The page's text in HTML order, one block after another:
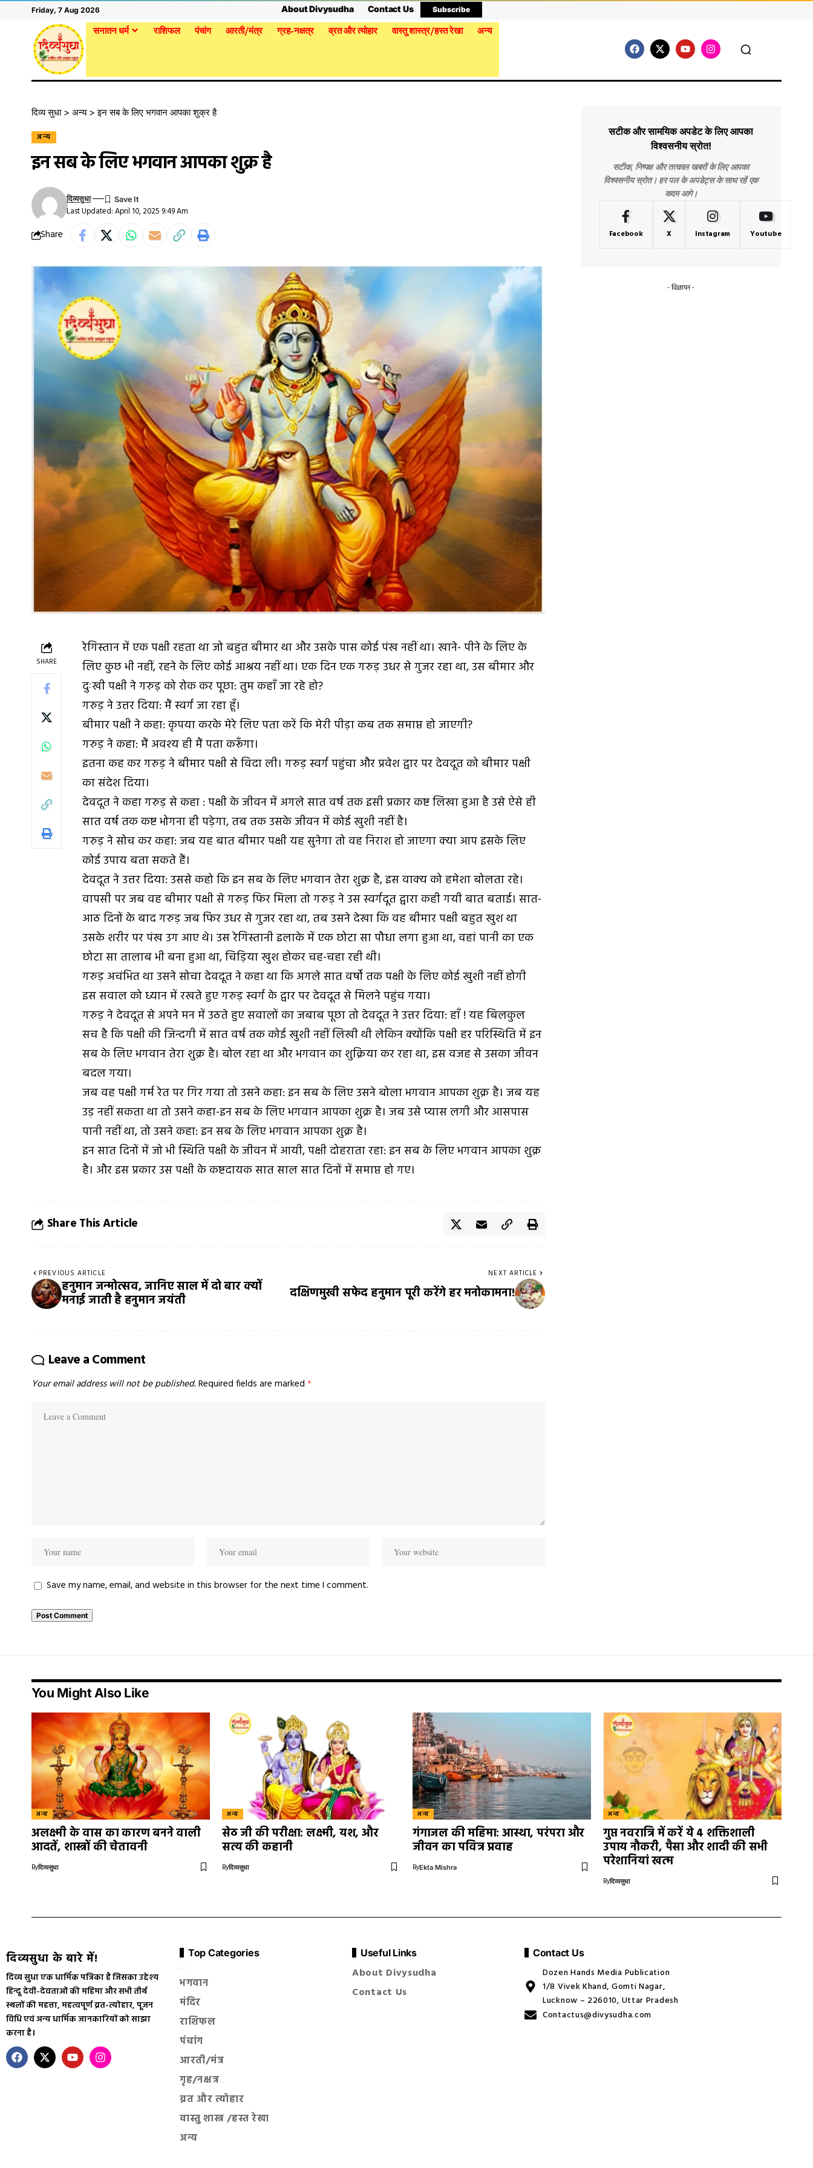
Friday, 7 Aug 2026 About Divysudha Contact Us Subscribe
सनातन धर्म राशिफल पंचांग आरती/मंत्र ग्रह-नक्षत्र व्रत और त्योहार वास्तु शास्त्र/हस्त रेखा अन्य
दिव्य सुधा> अन्य>इन सब के लिए भगवान आपका शुक्र है
अन्य
इन सब के लिए भगवान आपका शुक्र है
Last Updated: April 10, 2025 9:49 Am
दिव्यसुधा
Share
SHARE
रेगिस्तान में एक पक्षी रहता था जो बहुत बीमार था और उसके पास कोई पंख नहीं था। खाने- पीने के लिए के
लिए कुछ भी नहीं, रहने के लिए कोई आश्रय नहीं था। एक दिन एक गरुड़ उधर से गुजर रहा था, उस बीमार और
दुःखी पक्षी नेगरुड़को रोक कर पूछा: तुम कहाँ जा रहे हो?
गरुड़ ने उत्तर दिया: मैं स्वर्ग जा रहा हूँ।
बीमार पक्षी ने कहा: कृपया करके मेरे लिए पता करें कि मेरी पीड़ा कब तक समाप्त हो जाएगी?
गरुड़ ने कहा: मैं अवश्य ही मैं पता करूँगा।
इतना कह कर गरुड़ ने बीमार पक्षी से विदा ली। गरुड़ स्वर्ग पहुंचा और प्रवेश द्वार पर देवदूत को बीमार पक्षी
का संदेश दिया।
देवदूत ने कहा गरुड़ से कहा : पक्षी के जीवन में अगले सात वर्ष तक इसी प्रकार कष्ट लिखा हुआ है उसे ऐसे ही
सात वर्ष तक कष्ट भोगना ही पड़ेगा, तब तक उसके जीवन में कोई खुशी नहीं है।
गरुड़ ने सोच कर कहा: जब यह बात बीमार पक्षी यह सुनेगा तो वह निराश हो जाएगा क्या आप इसके लिए
कोई उपाय बता सकते हैं।
देवदूत ने उत्तर दिया: उससे कहो कि इन सब के लिए भगवान तेरा शुक्र है, इस वाक्य को हमेशा बोलता रहे।
वापसी पर जब वह बीमार पक्षी से गरुड़ फिर मिला तो गरुड़ ने उस स्वर्गदूत द्वारा कही गयी बात बताई। सात-
आठ दिनों के बादगरुड़जब फिर उधर से गुजर रहा था, तब उसने देखा कि वह बीमार पक्षी बहुत खुश था
उसके शरीर पर पंख उग आए थे। उस रेगिस्तानी इलाके में एक छोटा सा पौधा लगा हुआ था, वहां पानी का एक
छोटा सा तालाब भी बना हुआ था, चिड़िया खुश होकर चह-चहा रही थी।
गरुड़ अचंभित था उसने सोचा देवदूत ने कहा था कि अगले सात वर्षों तक पक्षी के लिए कोई खुशी नहीं होगी
इस सवाल को ध्यान में रखते हुए गरुड़ स्वर्ग के द्वार पर देवदूत से मिलने पहुंच गया।
गरुड़ ने देवदूत से अपने मन में उठते हुए सवालों का जबाब पूछा तो देवदूत ने उत्तर दिया: हाँ ! यह बिलकुल
सच है कि पक्षी की जिन्दगी में सात वर्ष तक कोई खुशी नहीं लिखी थी लेकिन क्योंकि पक्षी हर परिस्थिति में इन
सब के लिए भगवान तेरा शुक्र है। बोल रहा था और भगवान का शुक्रिया कर रहा था, इस वजह से उसका जीवन
बदल गया।
जब वह पक्षी गर्म रेत पर गिर गया तो उसने कहा: इन सब के लिए उसने बोला भगवान आपका शुक्र है। जब यह
उड़ नहीं सकता था तो उसने कहा-इन सब के लिए भगवान आपका शुक्र है। जब उसे प्यास लगी और आसपास
पानी नहीं था, तो उसने कहा: इन सब के लिए भगवान आपका शुक्र है।
इन सात दिनों में जो भी स्थिति पक्षी के जीवन में आयी, पक्षी दोहराता रहा: इन सब के लिए भगवान आपका शुक्र
है। और इस प्रकार उस पक्षी के कष्टदायक सात साल सात दिनों में समाप्त हो गए।
Share This Article
PREVIOUS ARTICLE
हनुमान जन्मोत्सव, जानिए साल में दो बार क्यों
मनाई जाती है हनुमान जयंती
NEXT ARTICLE
दक्षिणमुखी सफेद हनुमान पूरी करेंगे हर मनोकामना!
Leave a Comment
Your email address will not be published.Required fields are marked *
Save my name, email, and website in this browser for the next time I comment.
सटीक और सामयिक अपडेट के लिए आपका
विश्वसनीय स्रोत!
सटीक, निष्पक्ष और तत्काल खबरों के लिए आपका
विश्वसनीय स्रोत। हर पल के अपडेट्स के साथ रहें एक
कदम आगे।
Facebook X Instagram Youtube
- विज्ञापन -
You Might Also Like
अन्य
अलक्ष्मी के वास का कारण बनने वाली
आदतें, शास्त्रों की चेतावनी
Byदिव्यसुधा
अन्य
सेठ जी की परीक्षा: लक्ष्मी, यश, और
सत्य की कहानी
Byदिव्यसुधा
अन्य
गंगाजल की महिमा: आस्था, परंपरा और
जीवन का पवित्र प्रवाह
ByEkta Mishra
अन्य
गुप्त नवरात्रि में करें ये 4 शक्तिशाली
उपाय नौकरी, पैसा और शादी की सभी
परेशानियां खत्म
Byदिव्यसुधा
दिव्यसुधा के बारे में!
दिव्य सुधा एक धार्मिक पत्रिका है जिसका उद्देश्य
हिन्दू देवी-देवताओं की महिमा और सभी तीर्थ
स्थलों की महत्ता, महत्वपूर्ण व्रत-त्योहार, पूजन
विधि एवं अन्य धार्मिक जानकारियों को साझा
करना है।
Top Categories
भगवान
मंदिर
राशिफल
पंचांग
आरती/मंत्र
गृह/नक्षत्र
व्रत और त्योहार
वास्तु शास्त्र /हस्त रेखा
अन्य
Useful Links
About Divysudha
Contact Us
Contact Us
Dozen Hands Media Publication
1/8 Vivek Khand, Gomti Nagar,
Lucknow – 226010, Uttar Pradesh
Contactus@divysudha.com